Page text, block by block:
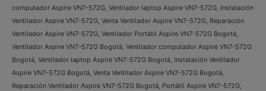
computador Aspire VN7-572G, Ventilador laptop Aspire VN7-572G, Instalación
Ventilador Aspire VN7-572G, Venta Ventilador Aspire VN7-572G, Reparación
Ventilador Aspire VN7-572G, Ventilador Portátil Aspire VN7-572G Bogotá,
Ventilador Aspire VN7-572G Bogotá, Ventilador computador Aspire VN7-572G
Bogotá, Ventilador laptop Aspire VN7-572G Bogotá, Instalación Ventilador
Aspire VN7-572G Bogotá, Venta Ventilador Aspire VN7-572G Bogotá,
Reparación Ventilador Aspire VN7-572G Bogotá, Portátil Aspire VN7-572G,